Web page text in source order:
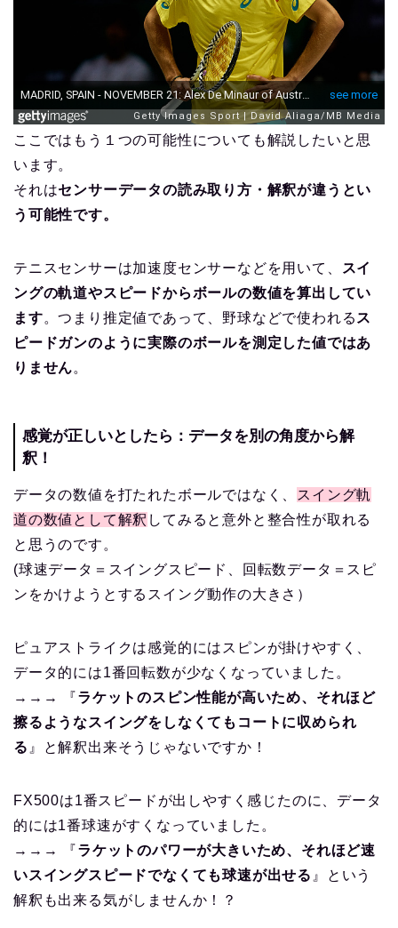
ここではもう１つの可能性についても解説したいと思
います。
それはセンサーデータの読み取り方・解釈が違うとい
う可能性です。
テニスセンサーは加速度センサーなどを用いて、
スイ
ングの軌道やスピードからボールの数値を算出してい
ます。つまり推定値であって、野球などで使われる ス
ピードガンのように実際のボールを測定した値ではあ
りません。
感覚が正しいとしたら：データを別の角度から解
釈！
データの数値を打たれたボールではなく、
スイング軌
道の数値として解釈 してみると意外と整合性が取れる
と思うのです。
(球速データ＝スイングスピード、回転数データ＝スピ
ンをかけようとするスイング動作の大きさ）
ピュアストライクは感覚的にはスピンが掛けやすく、
データ的には1番回転数が少なくなっていました。
→→→ 『ラケットのスピン性能が高いため、それほど
擦るようなスイングをしなくてもコートに収められ
る 』と解釈出来そうじゃないですか！
FX500は1番スピードが出しやすく感じたのに、データ
的には1番球速がすくなっていました。
→→→ 『ラケットのパワーが大きいため、それほど速
いスイングスピードでなくても球速が出せる 』という
解釈も出来る気がしませんか！？